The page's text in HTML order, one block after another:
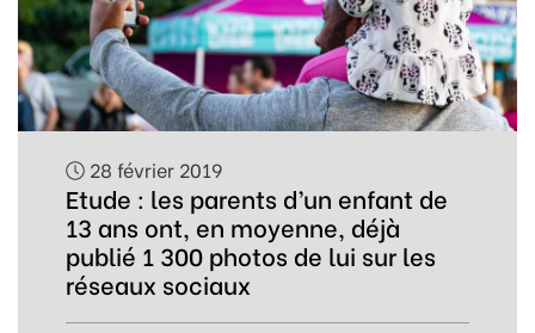
28 février 2019
Etude : les parents d’un enfant de
13 ans ont, en moyenne, déjà
publié 1 300 photos de lui sur les
réseaux sociaux